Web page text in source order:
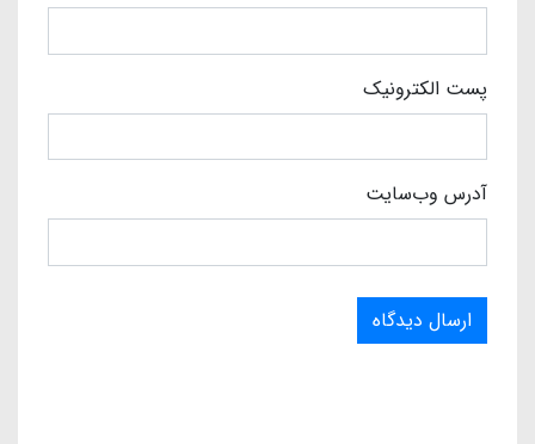
پست الکترونیک
آدرس وب‌سایت
ارسال دیدگاه